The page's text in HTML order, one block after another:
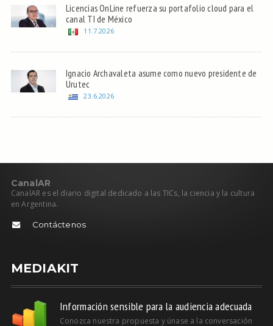
Licencias OnLine refuerza su portafolio cloud para el
canal TI de México
11.7.2026
Ignacio Archavaleta asume como nuevo presidente de
Urutec
23.6.2026
CanalAR
CanalAR es el diario digital dedicado a las TICs, la ciencia y la cultura
en Argentina.
Contáctenos
MEDIAKIT
Información sensible para la audiencia adecuada
Conozca nuestra propuesta y únase a la conversación